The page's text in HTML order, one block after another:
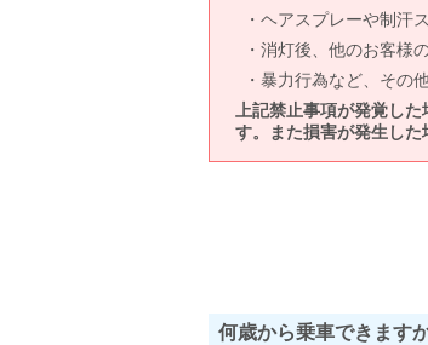
ヘアスプレーや制汗
消灯後、他のお客様
暴力行為など、その
上記禁止事項が発覚し
す。また損害が発生した
何歳から乗車できます